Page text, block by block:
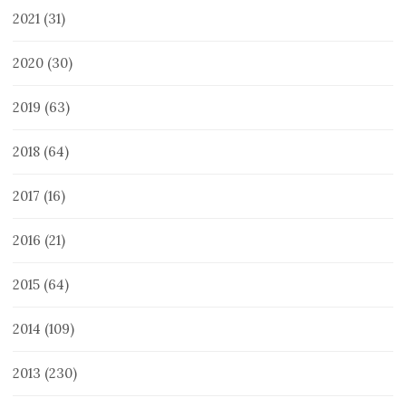
2021 (31)
2020 (30)
2019 (63)
2018 (64)
2017 (16)
2016 (21)
2015 (64)
2014 (109)
2013 (230)